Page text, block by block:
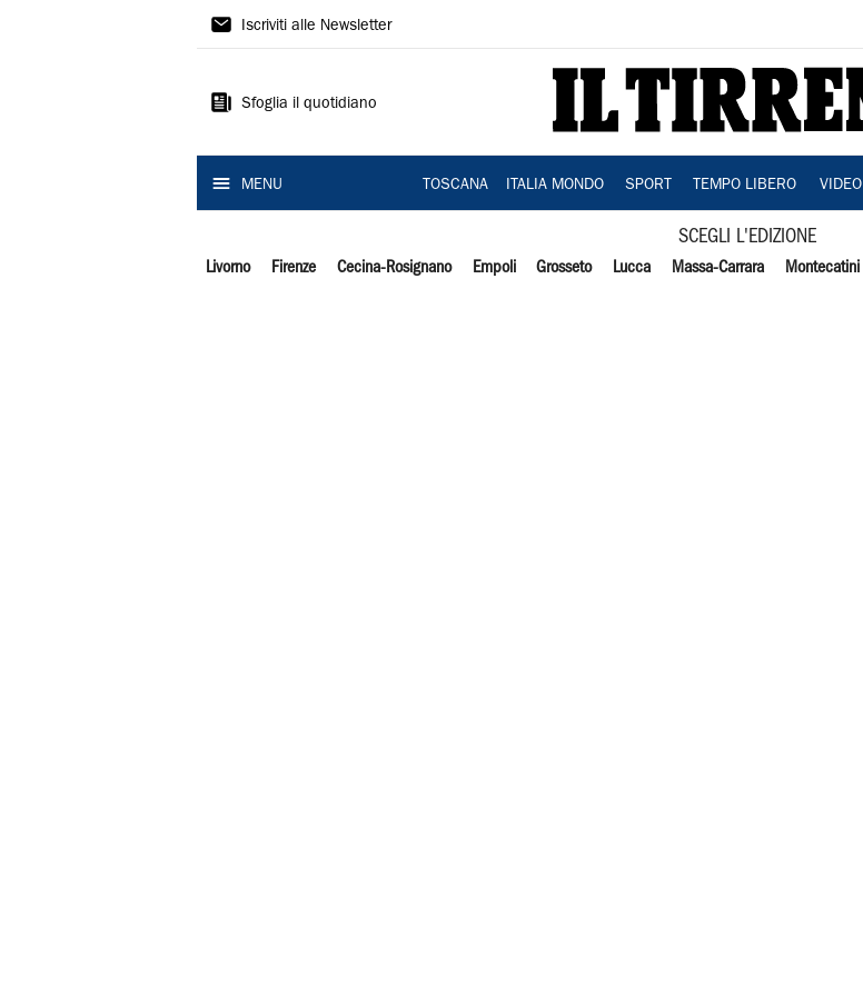
Il
Iscriviti alle Newsletter
Sfoglia il quotidiano
MENU TOSCANA ITALIA MONDO SPORT TEMPO LIBERO VIDEO
SCEGLI L'EDIZIONE
Livorno Firenze Cecina-Rosignano Empoli Grosseto Lucca Massa-Carrara Montecatini